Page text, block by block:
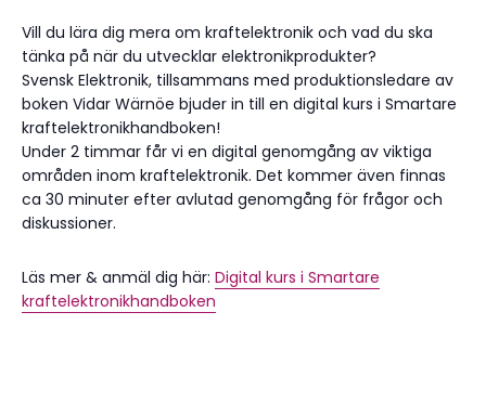
Vill du lära dig mera om kraftelektronik och vad du ska
tänka på när du utvecklar elektronikprodukter?
Svensk Elektronik, tillsammans med produktionsledare av
boken Vidar Wärnöe bjuder in till en digital kurs i Smartare
kraftelektronikhandboken!
Under 2 timmar får vi en digital genomgång av viktiga
områden inom kraftelektronik. Det kommer även finnas
ca 30 minuter efter avlutad genomgång för frågor och
diskussioner.
Läs mer & anmäl dig här: Digital kurs i Smartare
kraftelektronikhandboken